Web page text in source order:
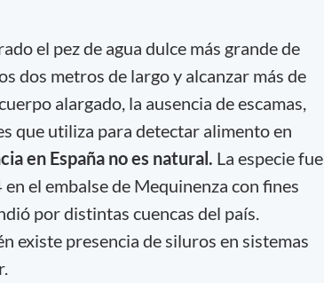
el pez de agua dulce más grande de
dos metros de largo y alcanzar más de
alargado, la ausencia de escamas,
que utiliza para detectar alimento en
en España no es natural. La especie fue
el embalse de Mequinenza con fines
por distintas cuencas del país.
existe presencia de siluros en sistemas